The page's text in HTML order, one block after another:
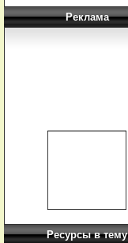
Реклама
Ресурсы в тему